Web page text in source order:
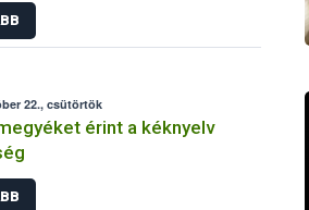
22., csütörtök
érint a kéknyelv